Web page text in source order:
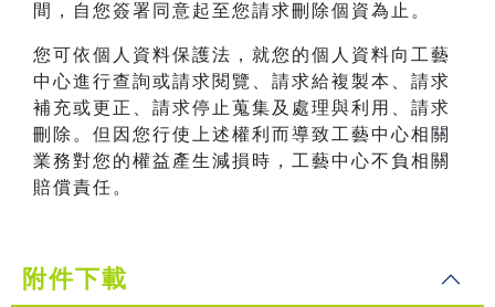
間，自您簽署同意起至您請求刪除個資為止。
您可依個人資料保護法，就您的個人資料向工藝
中心進行查詢或請求閱覽、請求給複製本、請求
補充或更正、請求停止蒐集及處理與利用、請求
刪除。但因您行使上述權利而導致工藝中心相關
業務對您的權益產生減損時，工藝中心不負相關
賠償責任。
附件下載